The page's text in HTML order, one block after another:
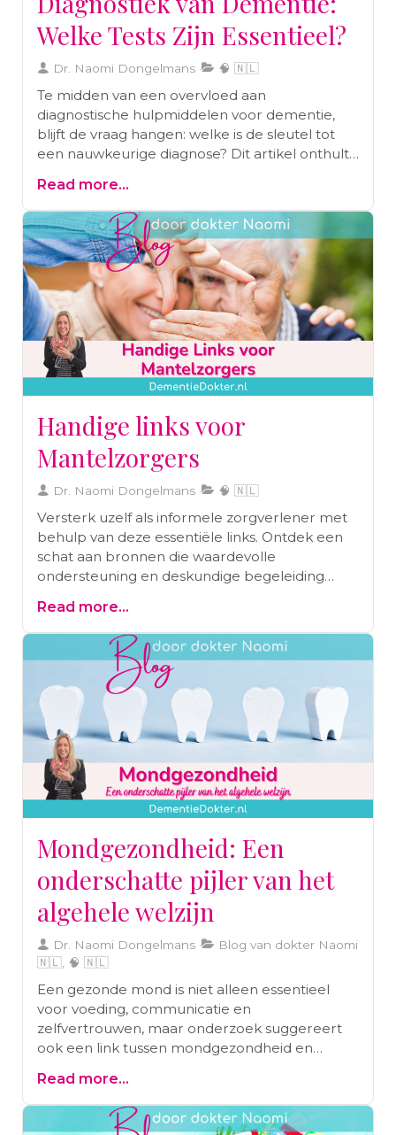
Welke Tests Zijn Essentieel?
Dr. Naomi Dongelmans 🧠 🇳🇱
Te midden van een overvloed aan
diagnostische hulpmiddelen voor dementie,
blijft de vraag hangen: welke is de sleutel tot
een nauwkeurige diagnose? Dit artikel onthult
anamnese, lichamelijk onderzoek, MMSE,
klokken-teken test, MoCA-test en CT-scan, en
leidt je door het doolhof van opties om het pad
naar vroege detectie en interventie beter te
begrijpen.
Read more...
Handige links voor
Mantelzorgers
Dr. Naomi Dongelmans 🧠 🇳🇱
Versterk uzelf als informele zorgverlener met
behulp van deze essentiële links. Ontdek een
schat aan bronnen die waardevolle
ondersteuning en deskundige begeleiding
van het zorgen kunt aanpakken.
Read more...
Mondgezondheid: Een
onderschatte pijler van het
algehele welzijn
Dr. Naomi Dongelmans
Blog van dokter Naomi
🇳🇱, 🧠 🇳🇱
Een gezonde mond is niet alleen essentieel
voor voeding, communicatie en
zelfvertrouwen, maar onderzoek suggereert
ook een link tussen mondgezondheid en
diabetes en Alzheimer. Regelmatige
mondverzorging, goede voeding en
tandartsbezoeken maar ook
Read more...